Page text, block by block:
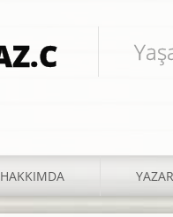
HAKKIMDA